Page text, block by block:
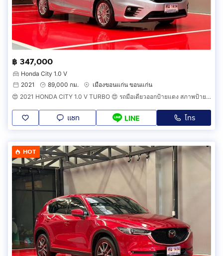
฿ 347,000
Honda City 1.0 V
2021
89,000 กม.
เมืองขอนแก่น ขอนแก่น
😍 2021 HONDA CITY 1.0 V TURBO 😍 รถมือเดียวออกป้ายแดง สภาพป้ายแดง วิ่งน้อยเพียง 8X,XXX กม รถไม่เคยมีอุบัติเหตุครับ
แชท LINE โทร
HOT